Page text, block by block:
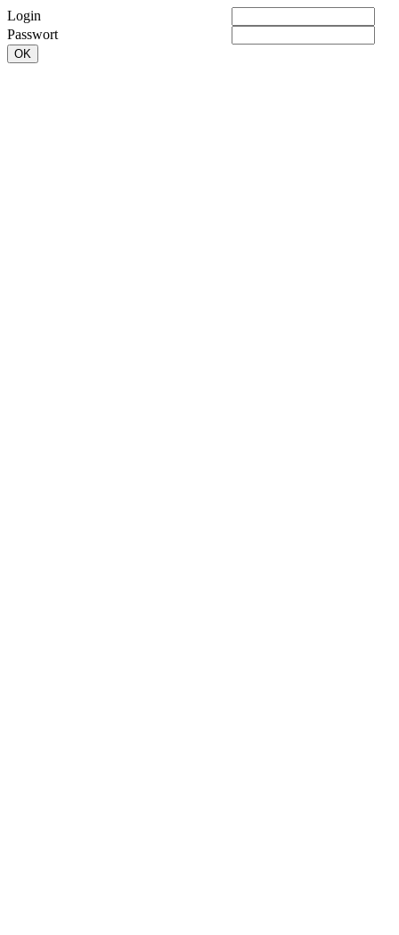
Login
Passwort